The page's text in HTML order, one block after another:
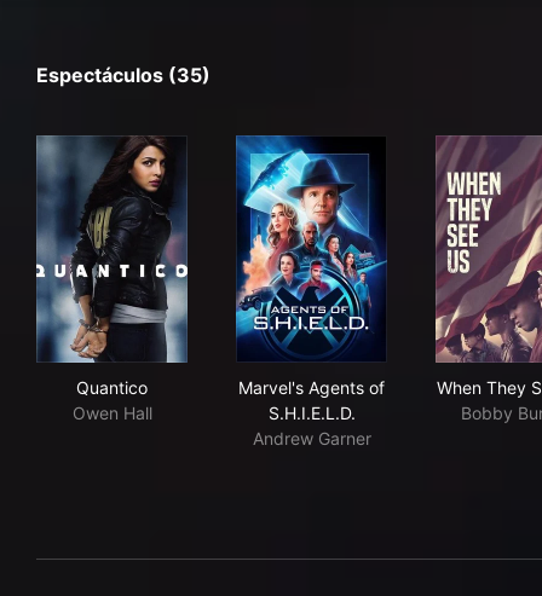
Espectáculos (35)
Quantico
Owen Hall
Marvel's Agents of
S.H.I.E.L.D.
Andrew Garner
When They
Bobby